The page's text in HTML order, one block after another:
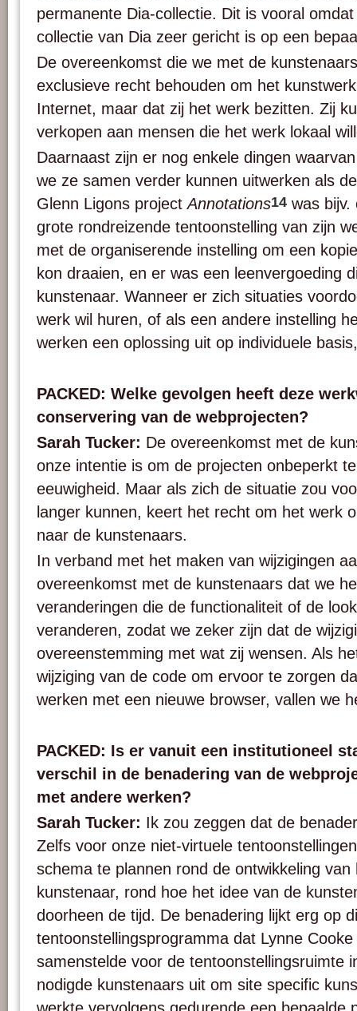
permanente Dia-collectie. Dit is vooral
collectie van Dia zeer gericht is op een
De overeenkomst die we met de
exclusieve recht behouden om het
Internet, maar dat zij het werk bezitten. Zij
verkopen aan mensen die het werk lokaal
Daarnaast zijn er nog enkele dingen
we ze samen verder kunnen uitwerken als
Glenn Ligons projectAnnotations14 was bijv.
grote rondreizende tentoonstelling van zijn
met de organiserende instelling om een
kon draaien, en er was een leenvergoeding
kunstenaar. Wanneer er zich situaties
werk wil huren, of als een andere instelling
werken een oplossing uit op individuele
PACKED: Welke gevolgen heeft deze
conservering van de webprojecten?
Sarah Tucker: De overeenkomst met de
onze intentie is om de projecten onbeperkt
eeuwigheid. Maar als zich de situatie zou
langer kunnen, keert het recht om het werk
naar de kunstenaars.
In verband met het maken van wijzigingen
overeenkomst met de kunstenaars dat we
veranderingen die de functionaliteit of de
veranderen, zodat we zeker zijn dat de
overeenstemming met wat zij wensen. Als
wijziging van de code om ervoor te zorgen
werken met een nieuwe browser, vallen we
PACKED: Is er vanuit een institutioneel
verschil in de benadering van de
met andere werken?
Sarah Tucker: Ik zou zeggen dat de
Zelfs voor onze niet-virtuele
schema te plannen rond de ontwikkeling van
kunstenaar, rond hoe het idee van de
doorheen de tijd. De benadering lijkt erg op
tentoonstellingsprogramma dat Lynne
samenstelde voor de tentoonstellingsruimte
nodigde kunstenaars uit om site specific